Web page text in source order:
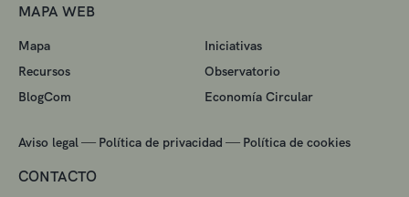
MAPA WEB
Mapa
Iniciativas
Recursos
Observatorio
BlogCom
Economía Circular
Aviso legal — Política de privacidad — Política de cookies
CONTACTO